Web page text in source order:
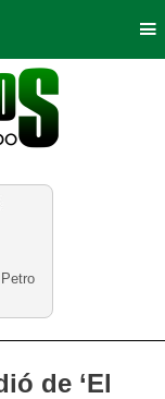
de ‘El